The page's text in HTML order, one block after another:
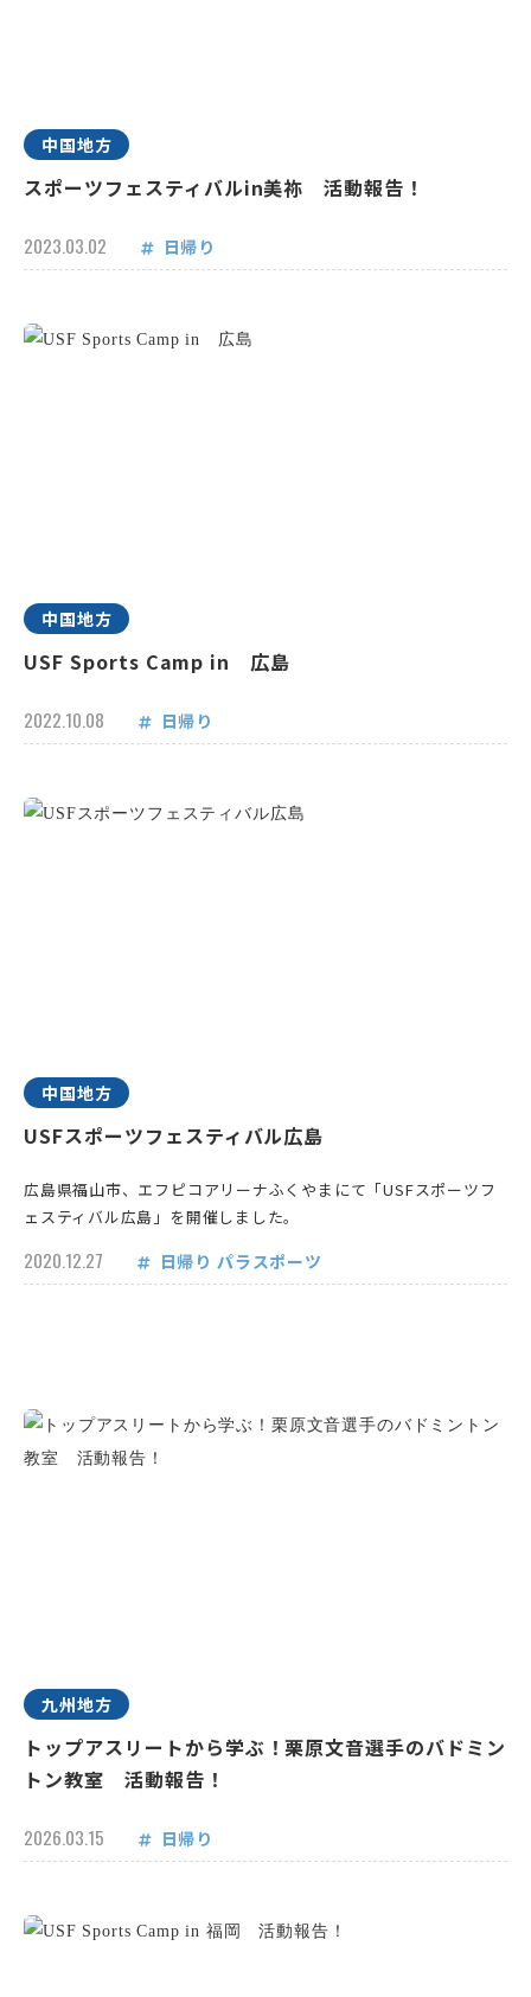
中国地方
スポーツフェスティバルin美祢 活動報告！
2023.03.02 日帰り
中国地方
USF Sports Camp in 広島
2022.10.08 日帰り
中国地方
USFスポーツフェスティバル広島
広島県福山市、エフピコアリーナふくやまにて「USFスポーツフ
ェスティバル広島」を開催しました。
2020.12.27 日帰り パラスポーツ
九州地方
トップアスリートから学ぶ！栗原文音選手のバドミン
トン教室 活動報告！
2026.03.15 日帰り